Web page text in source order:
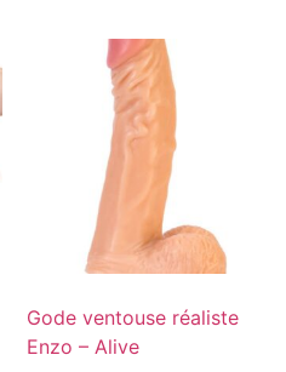
Gode ventouse réaliste
Enzo – Alive